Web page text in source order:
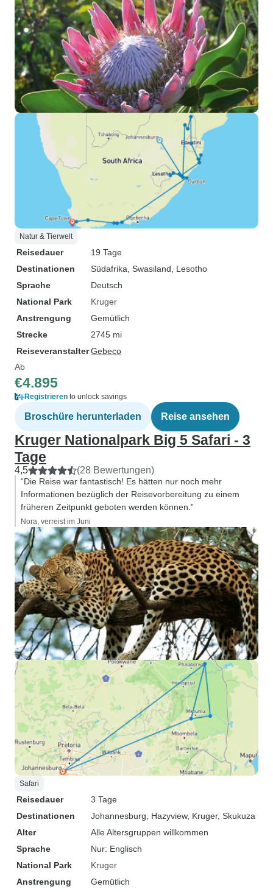
Natur & Tierwelt
Reisedauer
19 Tage
Destinationen
Südafrika , Swasiland , Lesotho
Sprache
Deutsch
National Park
Kruger
Anstrengung
Gemütlich
Strecke
2745 mi
ReiseveranstalterGebeco
Ab
€4.895
Registrieren to unlock savings
Broschüre herunterladen Reise ansehen
Kruger Nationalpark Big 5 Safari - 3
Tage
4,5 (28 Bewertungen)
“Die Reise war fantastisch! Es hätten nur noch mehr
Informationen bezüglich der Reisevorbereitung zu einem
früheren Zeitpunkt geboten werden können.”
Nora, verreist im Juni
Safari
Reisedauer
3 Tage
Destinationen
Johannesburg , Hazyview, Kruger, Skukuza
Alter
Alle Altersgruppen willkommen
Sprache
Nur: Englisch
National Park
Kruger
Anstrengung
Gemütlich